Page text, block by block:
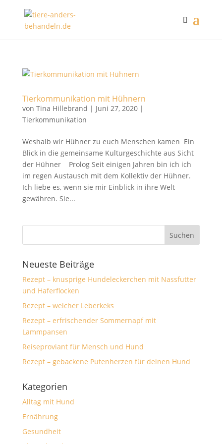
Tierkommunikation mit Hühnern
von Tina Hillebrand | Juni 27, 2020|
Tierkommunikation
Weshalb wir Hühner zu euch Menschen kamen Ein
Blick in die gemeinsame Kulturgeschichte aus Sicht
der Hühner Prolog Seit einigen Jahren bin ich ich
im regen Austausch mit dem Kollektiv der Hühner.
Ich liebe es, wenn sie mir Einblick in ihre Welt
gewähren. Sie...
Neueste Beiträge
Rezept – knusprige Hundeleckerchen mit Nassfutter
und Haferflocken
Rezept – weicher Leberkeks
Rezept – erfrischender Sommernapf mit
Lammpansen
Reiseproviant für Mensch und Hund
Rezept – gebackene Putenherzen für deinen Hund
Kategorien
Alltag mit Hund
Ernährung
Gesundheit